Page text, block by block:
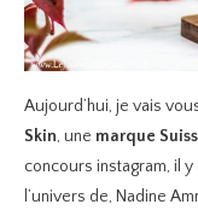
Aujourd’hui, je vais
Skin, une marque
concours instagram, il
l’univers de, Nadine